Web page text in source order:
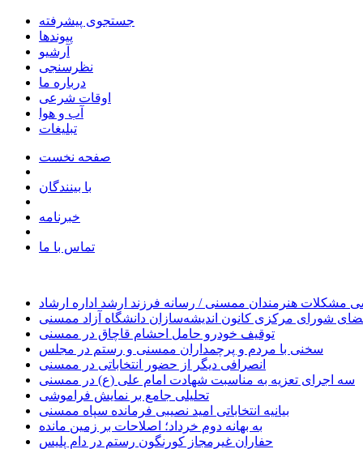
جستجوی پیشرفته
پیوندها
آرشیو
نظرسنجی
درباره ما
اوقات شرعی
آب و هوا
تبلیغات
صفحه نخست
با بینندگان
خبرنامه
تماس با ما
مشکلات هنرمندان ممسنی / رسانه فرزند ارشد اداره ارشاد
شورای مرکزی کانون اندیشه‌سازان دانشگاه آزاد ممسنی
توقیف خودرو حامل احشام قاچاق در ممسنی
سخنی با مردم و پرچمداران ممسنی و رستم در مجلس
انصرافی دیگر از حضور انتخاباتی در ممسنی
سه اجرای تعزیه به مناسبت شهادت امام علی (ع) در ممسنی
تحلیلی جامع بر نمایش فراموشی
بیانیه انتخاباتی امید نصیبی فرمانده سپاه ممسنی
به بهانه دوم خرداد؛ اصلاحات بر زمین مانده
حفاران غیرمجاز کورنگون رستم در دام پلیس